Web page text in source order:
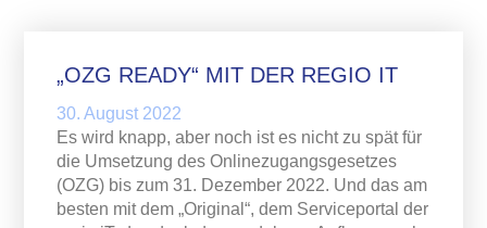
„OZG READY“ MIT DER REGIO IT
30. August 2022
Es wird knapp, aber noch ist es nicht zu spät für
die Umsetzung des Onlinezugangsgesetzes
(OZG) bis zum 31. Dezember 2022. Und das am
besten mit dem „Original“, dem Serviceportal der